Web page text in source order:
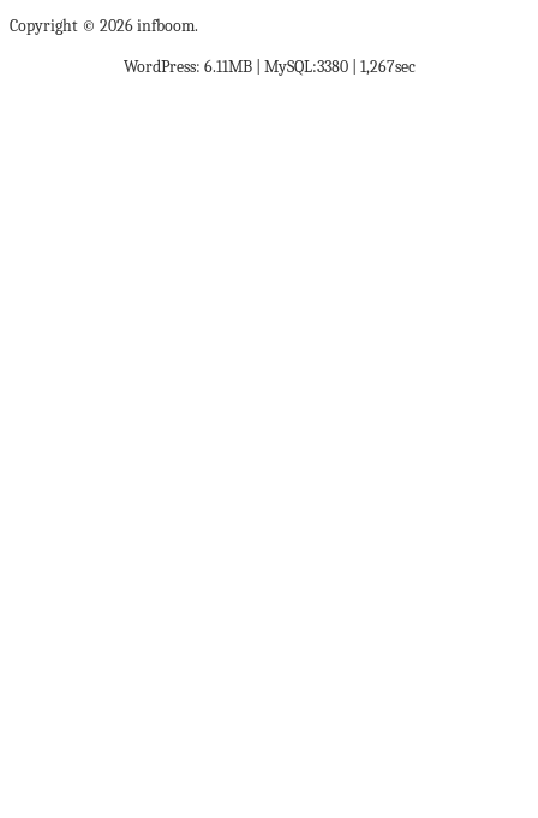
Copyright © 2026 infboom.
WordPress: 6.11MB | MySQL:3380 | 1,267sec